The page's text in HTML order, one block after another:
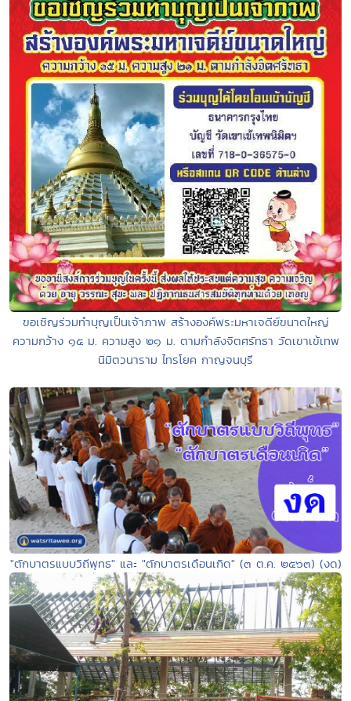
ขอเชิญร่วมทำบุญเป็นเจ้าภาพ สร้างองค์พระมหาเจดีย์ขนาดใหญ่
ความกว้าง ๑๕ ม. ความสูง ๒๑ ม. ตามกำลังจิตศรัทธา วัดเขาเข้เทพ
นิมิตวนาราม ไทรโยค กาญจนบุรี
"ตักบาตรแบบวิถีพุทธ" และ "ตักบาตรเดือนเกิด" (๓ ต.ค. ๒๕๖๓) (งด)